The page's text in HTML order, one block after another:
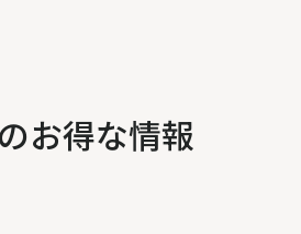
お得な情報